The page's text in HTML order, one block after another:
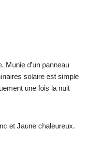
Munie d’un panneau
solaire est simple
une fois la nuit
et Jaune chaleureux.